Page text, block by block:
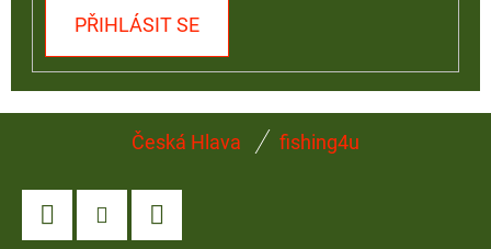
PŘIHLÁSIT SE
Česká Hlava fishing4u